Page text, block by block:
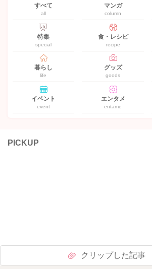
すべて
all
マンガ
column
特集
special
食・レシピ
recipe
暮らし
life
グッズ
goods
イベント
event
エンタメ
entame
PICKUP
クリップした記事